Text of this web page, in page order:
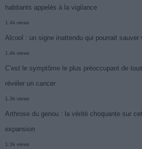
habitants appelés à la vigilance
1.4k views
Alcool : un signe inattendu qui pourrait sauver
1.4k views
C’est le symptôme le plus préoccupant de
révéler un cancer
1.3k views
Arthrose du genou : la vérité choquante sur
expansion
1.3k views